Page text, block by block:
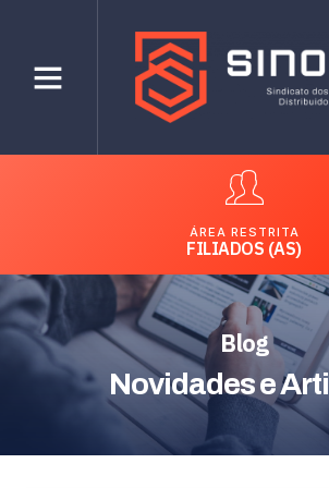
ÁREA RESTRITA
FILIADOS (AS)
Blog
Novidades e